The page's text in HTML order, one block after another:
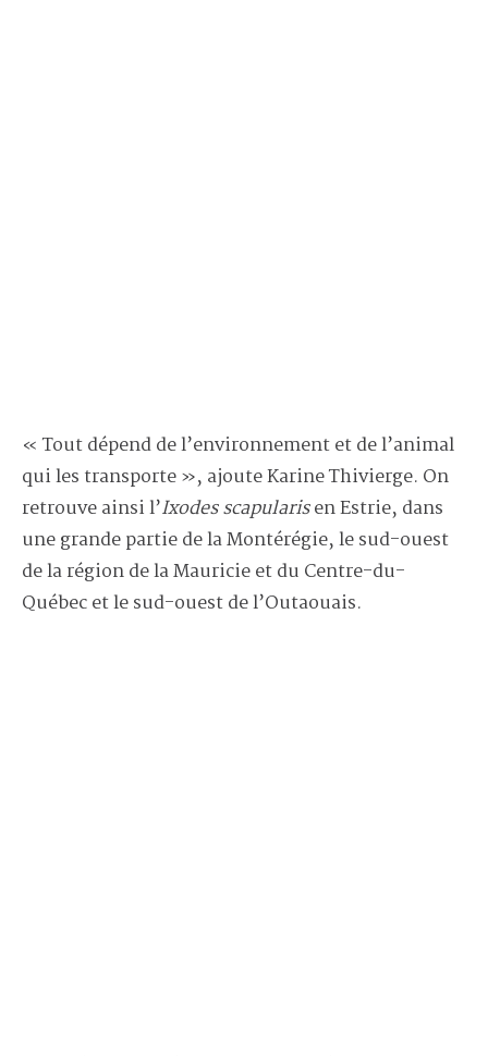
« Tout dépend de l’environnement et de l’animal
qui les transporte », ajoute Karine Thivierge. On
retrouve ainsi l’Ixodes scapularisen Estrie, dans
une grande partie de la Montérégie, le sud-ouest
de la région de la Mauricie et du Centre-du-
Québec et le sud-ouest de l’Outaouais.